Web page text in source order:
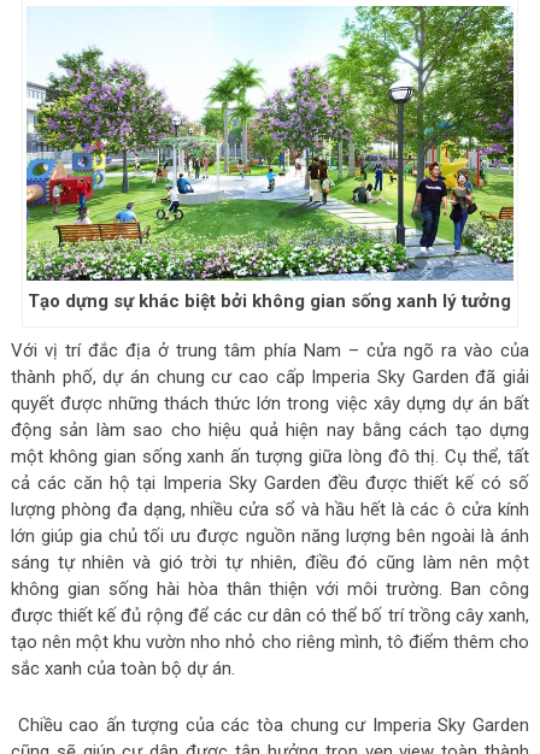
Tạo dựng sự khác biệt bởi không gian sống xanh lý tưởng
Với vị trí đắc địa ở trung tâm phía Nam – cửa ngõ ra vào của
thành phố, dự án chung cư cao cấp Imperia Sky Garden đã giải
quyết được những thách thức lớn trong việc xây dựng dự án bất
động sản làm sao cho hiệu quả hiện nay bằng cách tạo dựng
một không gian sống xanh ấn tượng giữa lòng đô thị. Cụ thể, tất
cả các căn hộ tại Imperia Sky Garden đều được thiết kế có số
lượng phòng đa dạng, nhiều cửa sổ và hầu hết là các ô cửa kính
lớn giúp gia chủ tối ưu được nguồn năng lượng bên ngoài là ánh
sáng tự nhiên và gió trời tự nhiên, điều đó cũng làm nên một
không gian sống hài hòa thân thiện với môi trường. Ban công
được thiết kế đủ rộng để các cư dân có thể bố trí trồng cây xanh,
tạo nên một khu vườn nho nhỏ cho riêng mình, tô điểm thêm cho
sắc xanh của toàn bộ dự án.
Chiều cao ấn tượng của các tòa chung cư Imperia Sky Garden